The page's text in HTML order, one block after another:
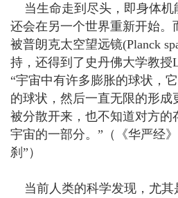
当生命走到尽头，即身体机
还会在另一个世界重新开始。
被普朗克太空望远镜(Planck
持，还得到了史丹佛大学教授
“宇宙中有许多膨胀的球状，
的球状，然后一直无限的形成
被分散开来，也不知道对方的
宇宙的一部分。”（《华严经
刹”）
当前人类的科学发现，尤其